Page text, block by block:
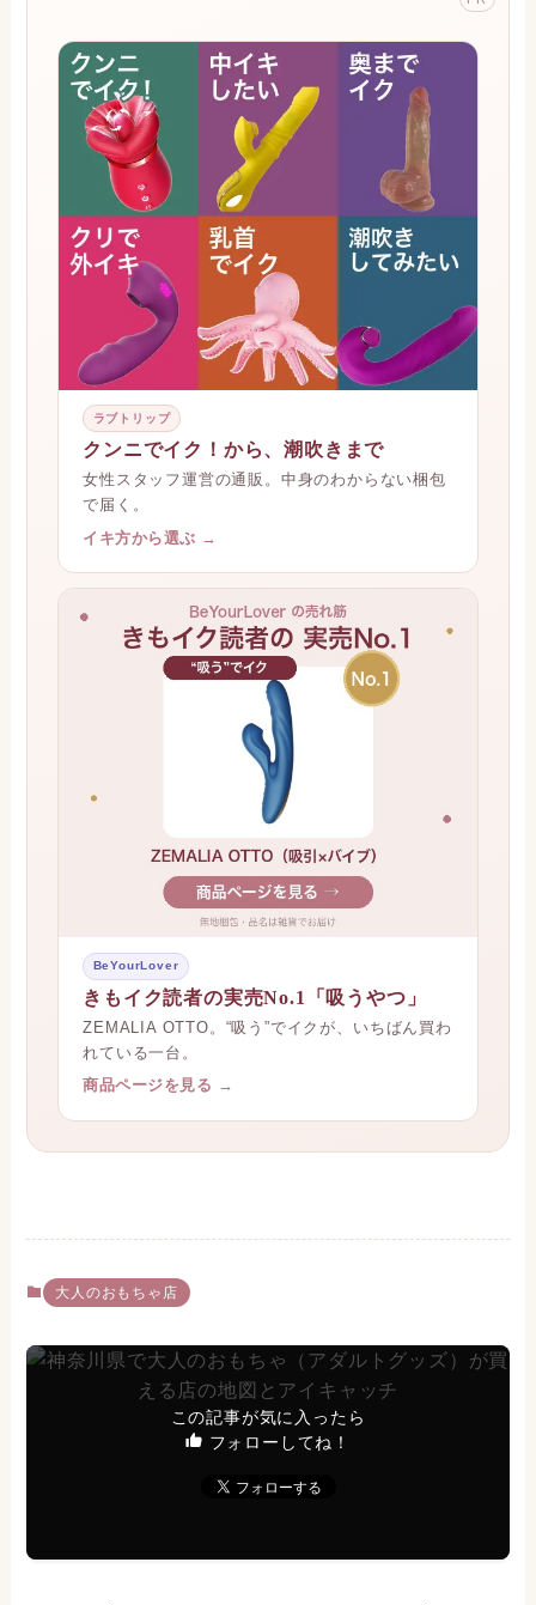
ローションおすすめ8選と用途別の選び方
ディルドの選び方｜目的別おすすめ早見
バイブの選び方｜タイプ別おすすめ
※本記事は2026年7月時点の情報です。掲載はGoogleマッ
プ最新データに基づきます。
クンニでイク！から、潮吹きまで
女性スタッフ運営の通販。中身のわからない梱包
で届く。
きもイク読者の実売No.1「吸うやつ」
れている一台。
商品ページを見る →